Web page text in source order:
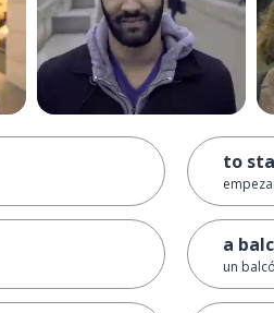
to
a
un